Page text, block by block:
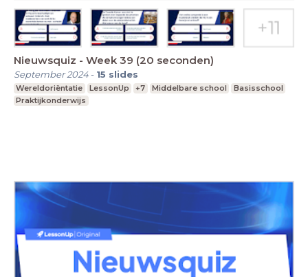
Nieuwsquiz - Week 39 (20 seconden)
September 2024- 15 slides
Wereldoriëntatie LessonUp +7 Middelbare school
Basisschool
Praktijkonderwijs